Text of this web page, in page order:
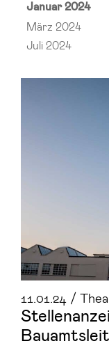
11.01.24 /
Januar 2024
März 2024
Juli 2024